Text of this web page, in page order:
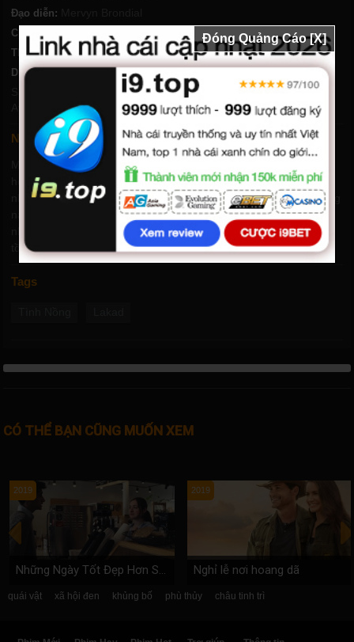
Đạo diễn:
Chất lượng:
Thời lượng:70 phút
Diễn viên: Horace Mendoza,Vern Kaye,Gold Aceron,Paula
Ghen Gabriel ,Jay Leando, Bianca Ramos
Ayra Salvador,Kyla Arellano
Nội dung phim Tình Nồng
Một người đàn ông tuyệt vọng, khao khát đòi lại chiếc nhẫn đính
hôn của vị hôn thê, quyết định bán chiếc giường của họ—chỉ để
nhận ra rằng nó trở thành sân khấu cho những cuộc gặp gỡ nồng
nàn, những ham muốn bị cấm đoán và cuộc sống phức tạp của
những người yêu nhau bị kẹt giữa tình yêu, dục vọng và sự sinh
tồn.
Tags
CÓ THỂ BẠN CŨNG MUỐN XEM
2019
Những Ngày Tốt Đẹp Hơn Sẽ Đến
2019
Nghỉ lễ nơi hoang dã
quái vật xã hội đen khủng bố phù thủy châu tinh trì
Đóng Quảng Cáo [X]